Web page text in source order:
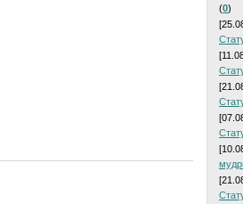
(0)